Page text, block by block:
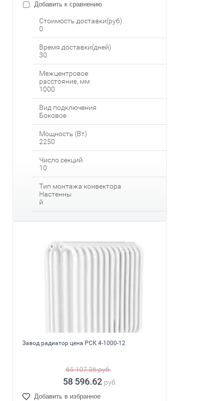
Добавить к сравнению
Стоимость доставки(руб)
0
Время доставки(дней)
30
Межцентровое
расстояние, мм
1000
Вид подключения
Боковое
Мощность (Вт)
2250
Число секций
10
Тип монтажа конвектора
Настенны
й
Завод радиатор цена РСК 4-1000-12
65 107.36руб.
58 596.62 руб.
Добавить в избранное